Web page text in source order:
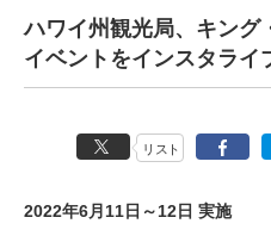
ハワイ州観光局、キング
イベントをインスタライ
リスト
2022年6月11日～12日 実施